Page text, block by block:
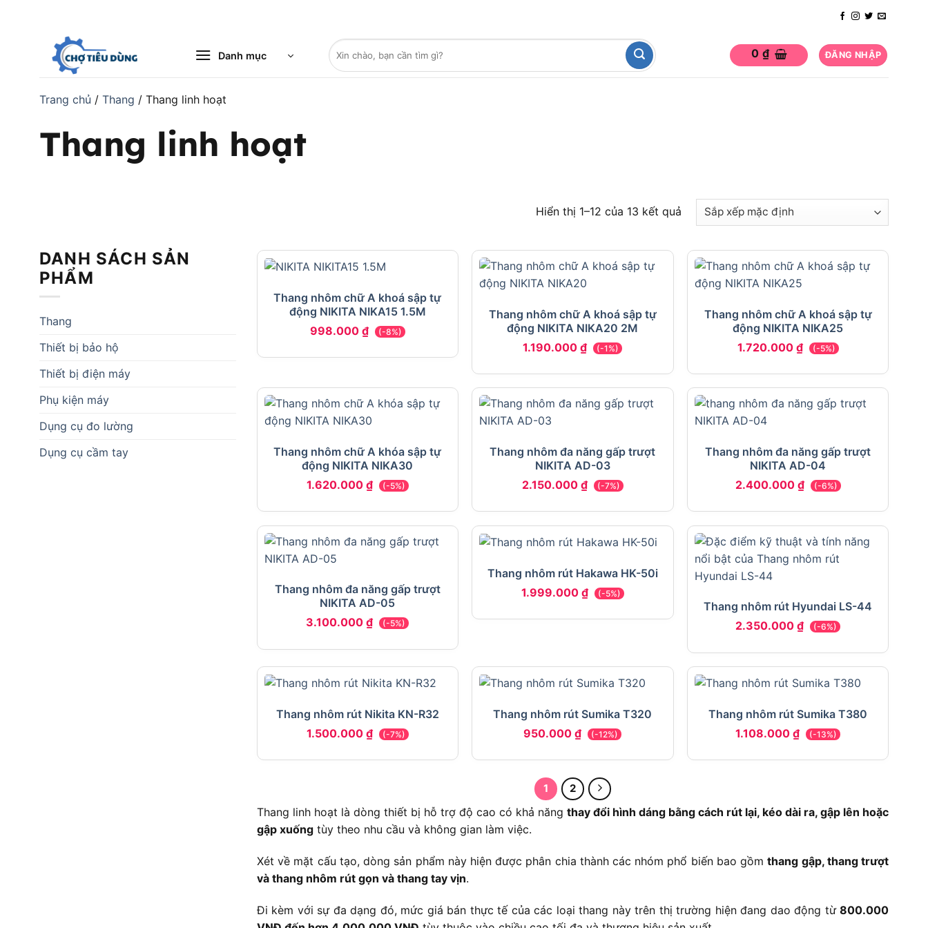
Danh mục
Tìm
kiếm:
0 ₫ ĐĂNG NHẬP
Trang chủ / Thang / Thang linh hoạt
Thang linh hoạt
Hiển thị 1–12 của 13 kết quả
DANH SÁCH SẢN
PHẨM
Thang
Thiết bị bảo hộ
Thiết bị điện máy
Phụ kiện máy
Dụng cụ đo lường
Dụng cụ cầm tay
Thang nhôm chữ A khoá sập tự
động NIKITA NIKA15 1.5M
998.000 ₫ (-8%)
Thang nhôm chữ A khoá sập tự
động NIKITA NIKA20 2M
1.190.000₫ (-1%)
Thang nhôm chữ A khoá sập tự
động NIKITA NIKA25
1.720.000 ₫ (-5%)
Thang nhôm chữ A khóa sập tự
động NIKITA NIKA30
1.620.000 ₫ (-5%)
Thang nhôm đa năng gấp trượt
NIKITA AD-03
2.150.000 ₫ (-7%)
Thang nhôm đa năng gấp trượt
NIKITA AD-04
2.400.000 ₫ (-6%)
Thang nhôm đa năng gấp trượt
NIKITA AD-05
3.100.000₫ (-5%)
Thang nhôm rút Hakawa HK-50i
1.999.000 ₫ (-5%)
Thang nhôm rút Hyundai LS-44
2.350.000₫ (-6%)
Thang nhôm rút Nikita KN-R32
1.500.000 ₫ (-7%)
Thang nhôm rút Sumika T320
950.000₫ (-12%)
Thang nhôm rút Sumika T380
1.108.000₫ (-13%)
1 2
Thang linh hoạt là dòng thiết bị hỗ trợ độ cao có khả năng thay đổi hình dáng bằng cách rút lại, kéo dài ra, gập lên hoặc
gập xuống tùy theo nhu cầu và không gian làm việc.
Xét về mặt cấu tạo, dòng sản phẩm này hiện được phân chia thành các nhóm phổ biến bao gồmthang gập, thang trượt
và thang nhôm rút gọn và thang tay vịn.
Đi kèm với sự đa dạng đó, mức giá bán thực tế của các loại thang này trên thị trường hiện đang dao động từ 800.000